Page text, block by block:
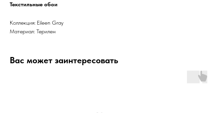
Текстильные обои
Коллекция: Eileen Gray
Материал: Терилен
Вас может заинтересовать